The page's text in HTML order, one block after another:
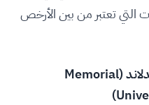
تعتبر من بين الأرخص
جامعة ميموريال في نيوفاوندلاند (Memorial